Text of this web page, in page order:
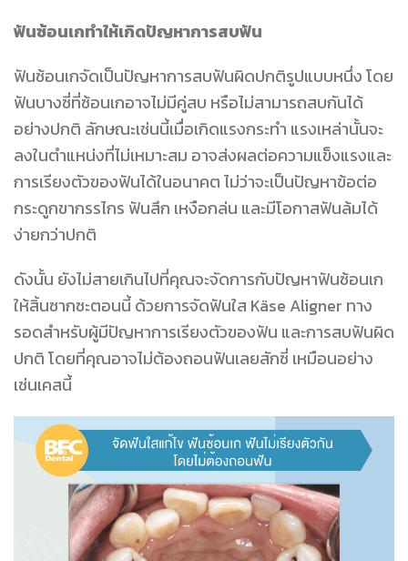
ฟันซ้อนเกทำให้เกิดปัญหาการสบฟัน
ฟันซ้อนเกจัดเป็นปัญหาการสบฟันผิดปกติรูปแบบหนึ่ง โดย
ฟันบางซี่ที่ซ้อนเกอาจไม่มีคู่สบ หรือไม่สามารถสบกันได้
อย่างปกติ ลักษณะเช่นนี้เมื่อเกิดแรงกระทำ แรงเหล่านั้นจะ
ลงในตำแหน่งที่ไม่เหมาะสม อาจส่งผลต่อความแข็งแรงและ
การเรียงตัวของฟันได้ในอนาคต ไม่ว่าจะเป็นปัญหาข้อต่อ
กระดูกขากรรไกร ฟันสึก เหงือกล่น และมีโอกาสฟันล้มได้
ง่ายกว่าปกติ
ดังนั้น ยังไม่สายเกินไปที่คุณจะจัดการกับปัญหาฟันซ้อนเก
ให้สิ้นซากซะตอนนี้ ด้วยการจัดฟันใส Käse Aligner ทาง
รอดสำหรับผู้มีปัญหาการเรียงตัวของฟัน และการสบฟันผิด
ปกติ โดยที่คุณอาจไม่ต้องถอนฟันเลยสักซี่ เหมือนอย่าง
เช่นเคสนี้